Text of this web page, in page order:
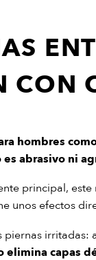
CON
hombres
es abrasivo ni
principal,
unos efectos
elimina capas